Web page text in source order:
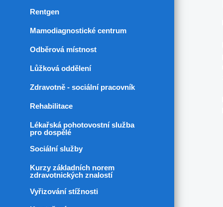
ambulance
Infusní terapie - ambulance
Kardiologická ambulance
Kožní ambulance
Neurologická ambulance
Neukon
Oční ambulance
Onkologická poradna
Ortopedická ambulance
Rentgen
Mamodiagnostické centrum
Odběrová místnost
Lůžková oddělení
Zdravotně - sociální pracovník
Rehabilitace
Lékařská pohotovostní služba
pro dospělé
Sociální služby
Kurzy základních norem
zdravotnických znalostí
Vyřizování stížnosti